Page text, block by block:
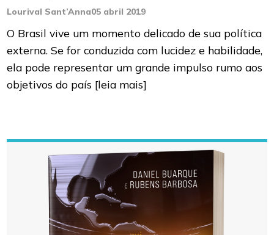
Lourival Sant’Anna05 abril 2019
O Brasil vive um momento delicado de sua política
externa. Se for conduzida com lucidez e habilidade,
ela pode representar um grande impulso rumo aos
objetivos do país [leia mais]